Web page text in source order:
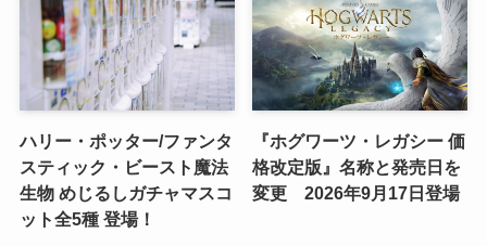
ハリー・ポッター/ファンタ
スティック・ビースト魔法
生物 めじるしガチャマスコ
ット全5種 登場！
『ホグワーツ・レガシー 価
格改定版』名称と発売日を
変更 2026年9月17日登場